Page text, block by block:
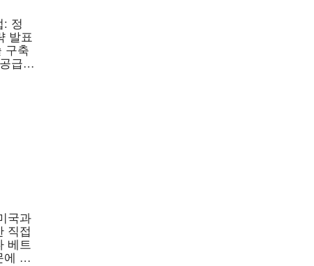
: 정
발표
구축
급량
국과
직접
베트
에 더